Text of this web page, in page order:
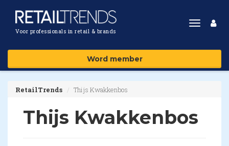
Voor professionals in retail & brands
Toggle
Word member
RetailTrends Thijs Kwakkenbos
Thijs Kwakkenbos